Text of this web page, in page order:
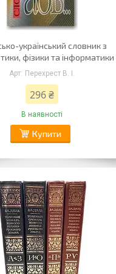
український словник з
фізики та інформатики
Перехрест В. І.
296 ₴
В наявності
Купити